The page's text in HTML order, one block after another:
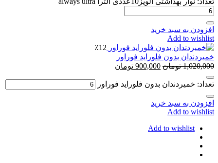
به سبد خرید
Add to
٪12
بدون فلوراید فوراور
تومان 900,000 تومان
خمیردندان بدون فلوراید فوراور
به سبد خرید
Add to
Add to wishlist